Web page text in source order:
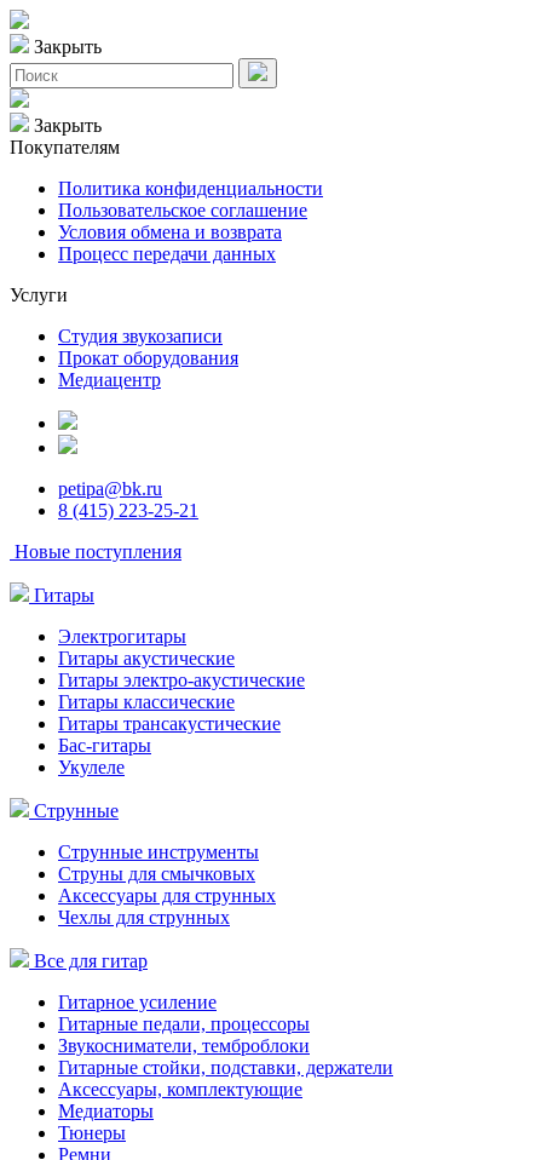
Закрыть
Закрыть
Покупателям
Политика конфиденциальности
Пользовательское соглашение
Условия обмена и возврата
Процесс передачи данных
Услуги
Студия звукозаписи
Прокат оборудования
Медиацентр
petipa@bk.ru
8 (415) 223-25-21
Новые поступления
Гитары
Электрогитары
Гитары акустические
Гитары электро-акустические
Гитары классические
Гитары трансакустические
Бас-гитары
Укулеле
Струнные
Струнные инструменты
Струны для смычковых
Аксессуары для струнных
Чехлы для струнных
Все для гитар
Гитарное усиление
Гитарные педали, процессоры
Звукосниматели, темброблоки
Гитарные стойки, подставки, держатели
Аксессуары, комплектующие
Медиаторы
Тюнеры
Ремни